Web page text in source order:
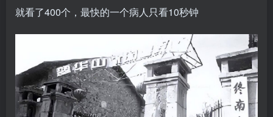
就看了400个，最快的一个病人只看10秒钟